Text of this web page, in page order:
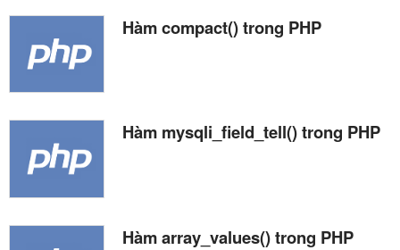
Hàm compact() trong PHP
Hàm mysqli_field_tell() trong PHP
Hàm array_values() trong PHP